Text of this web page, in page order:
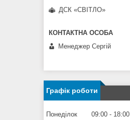
ДСК «СВІТЛО»
Менеджер Сергій
Графік роботи
Понеділок 09:00
18:00